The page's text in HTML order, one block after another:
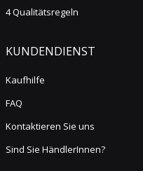
4 Qualitätsregeln
KUNDENDIENST
Kaufhilfe
FAQ
Kontaktieren Sie uns
Sind Sie HändlerInnen?